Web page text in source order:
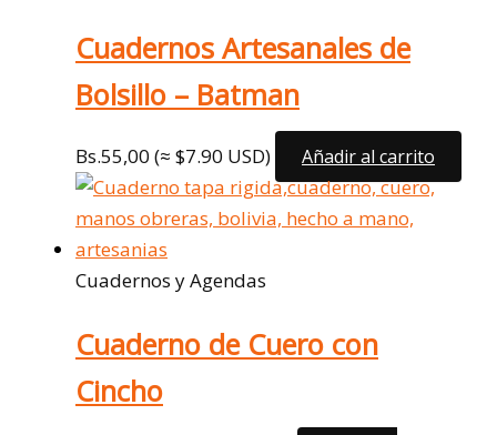
Cuadernos Artesanales de
Bolsillo – Batman
Bs.55,00 (≈ $7.90 USD) Añadir al carrito
Cuadernos y Agendas
Cuaderno de Cuero con
Cincho